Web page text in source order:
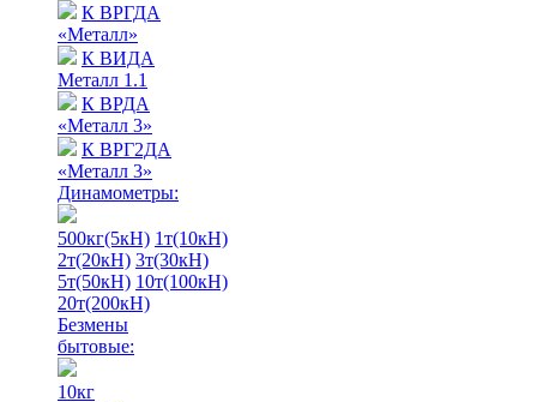
К ВРГДА
«Металл»
К ВИДА
Металл 1.1
К ВРДА
«Металл 3»
К ВРГ2ДА
«Металл 3»
Динамометры:
500кг(5кН) 1т(10кН)
2т(20кН) 3т(30кН)
5т(50кН) 10т(100кН)
20т(200кН)
Безмены
бытовые:
10кг